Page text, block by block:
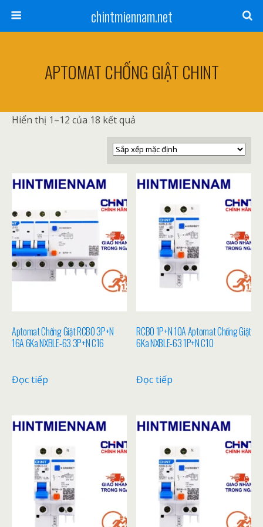
chintmiennam.net
APTOMAT CHỐNG GIẬT CHINT
Hiển thị 1–12 của 18 kết quả
Aptomat Chống Giật RCBO 3P+N
16A 6Ka NXBLE-63 3P+N C16
Đọc tiếp
RCBO 1P+N 10A Aptomat Chống Giật
6Ka NXBLE-63 1P+N C10
Đọc tiếp